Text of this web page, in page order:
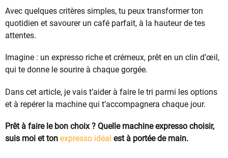
Avec quelques critères simples, tu peux transformer ton
quotidien et savourer un café parfait, à la hauteur de tes
attentes.
Imagine : un expresso riche et crémeux, prêt en un clin d’œil,
qui te donne le sourire à chaque gorgée.
Dans cet article, je vais t’aider à faire le tri parmi les options
et à repérer la machine qui t’accompagnera chaque jour.
Prêt à faire le bon choix ? Quelle machine expresso choisir,
suis moi et ton expresso idéal est à portée de main.